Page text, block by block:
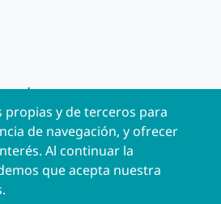
propias y de terceros para
de navegación, y ofrecer
Al continuar la
que acepta nuestra